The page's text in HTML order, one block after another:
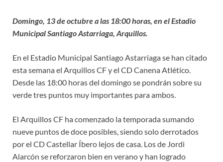
Domingo, 13 de octubre a las 18:00 horas, en el Estadio
Municipal Santiago Astarriaga, Arquillos.
En el Estadio Municipal Santiago Astarriaga se han citado
esta semana el Arquillos CF y el CD Canena Atlético.
Desde las 18:00 horas del domingo se pondrán sobre su
verde tres puntos muy importantes para ambos.
El Arquillos CF ha comenzado la temporada sumando
nueve puntos de doce posibles, siendo solo derrotados
por el CD Castellar Íbero lejos de casa. Los de Jordi
Alarcón se reforzaron bien en verano y han logrado